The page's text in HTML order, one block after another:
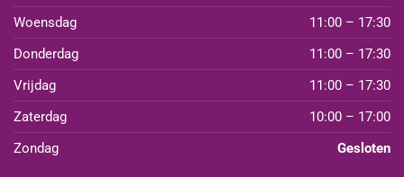
Woensdag
11:00 – 17:30
Donderdag
11:00 – 17:30
Vrijdag
11:00 – 17:30
Zaterdag
10:00 – 17:00
Zondag
Gesloten